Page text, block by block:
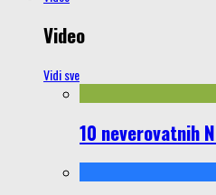
Video
Vidi sve
10 neverovatnih